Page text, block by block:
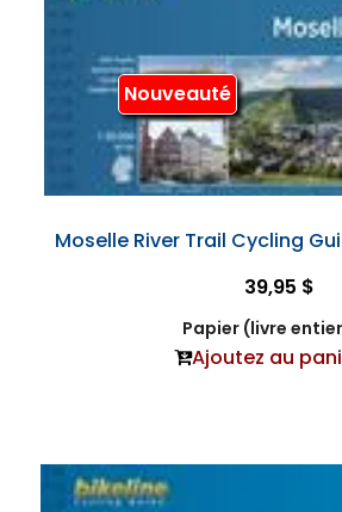
Nouveauté
Moselle River Trail Cycling
39,95 $
Papier (livre
Ajoutez au